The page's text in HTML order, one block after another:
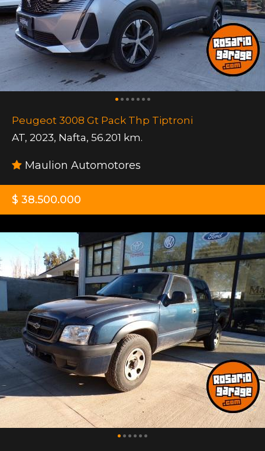
Peugeot 3008 Gt Pack Thp Tiptroni
AT, 2023, Nafta, 56.201 km.
Maulion Automotores
$ 38.500.000